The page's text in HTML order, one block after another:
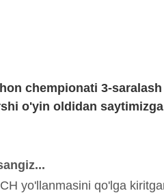
chempionati 3-saralash
o'yin oldidan saytimizga
yo'llanmasini qo'lga